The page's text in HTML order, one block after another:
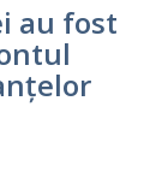
au fost